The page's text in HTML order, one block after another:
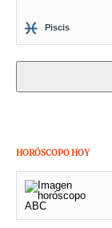
Piscis
HORÓSCOPO HOY